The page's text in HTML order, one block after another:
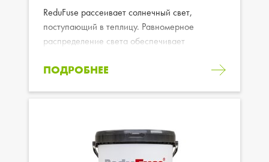
ReduFuse рассеивает солнечный свет,
поступающий в теплицу. Равномерное
распределение света обеспечивает
ПОДРОБНЕЕ